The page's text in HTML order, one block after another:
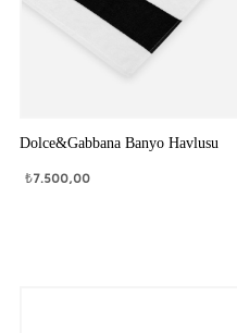
Dolce&Gabbana Banyo Havlusu
₺7.500,00